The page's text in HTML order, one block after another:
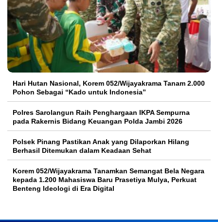
Hari Hutan Nasional, Korem 052/Wijayakrama Tanam 2.000
Pohon Sebagai “Kado untuk Indonesia”
Polres Sarolangun Raih Penghargaan IKPA Sempurna
pada Rakernis Bidang Keuangan Polda Jambi 2026
Polsek Pinang Pastikan Anak yang Dilaporkan Hilang
Berhasil Ditemukan dalam Keadaan Sehat
Korem 052/Wijayakrama Tanamkan Semangat Bela Negara
kepada 1.200 Mahasiswa Baru Prasetiya Mulya, Perkuat
Benteng Ideologi di Era Digital